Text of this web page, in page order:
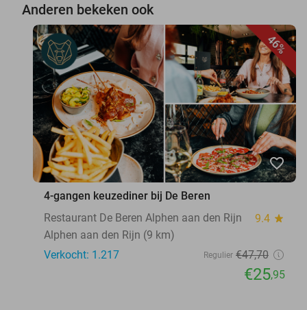
Anderen bekeken ook
46%
favorite_border
4-gangen keuzediner bij De Beren
Restaurant De Beren Alphen aan den Rijn
9.4 star
Alphen aan den Rijn (9 km)
Verkocht: 1.217
Regulier €47,70
€25,95